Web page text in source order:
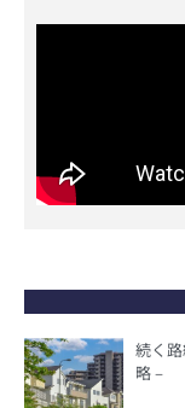
続く
略 –